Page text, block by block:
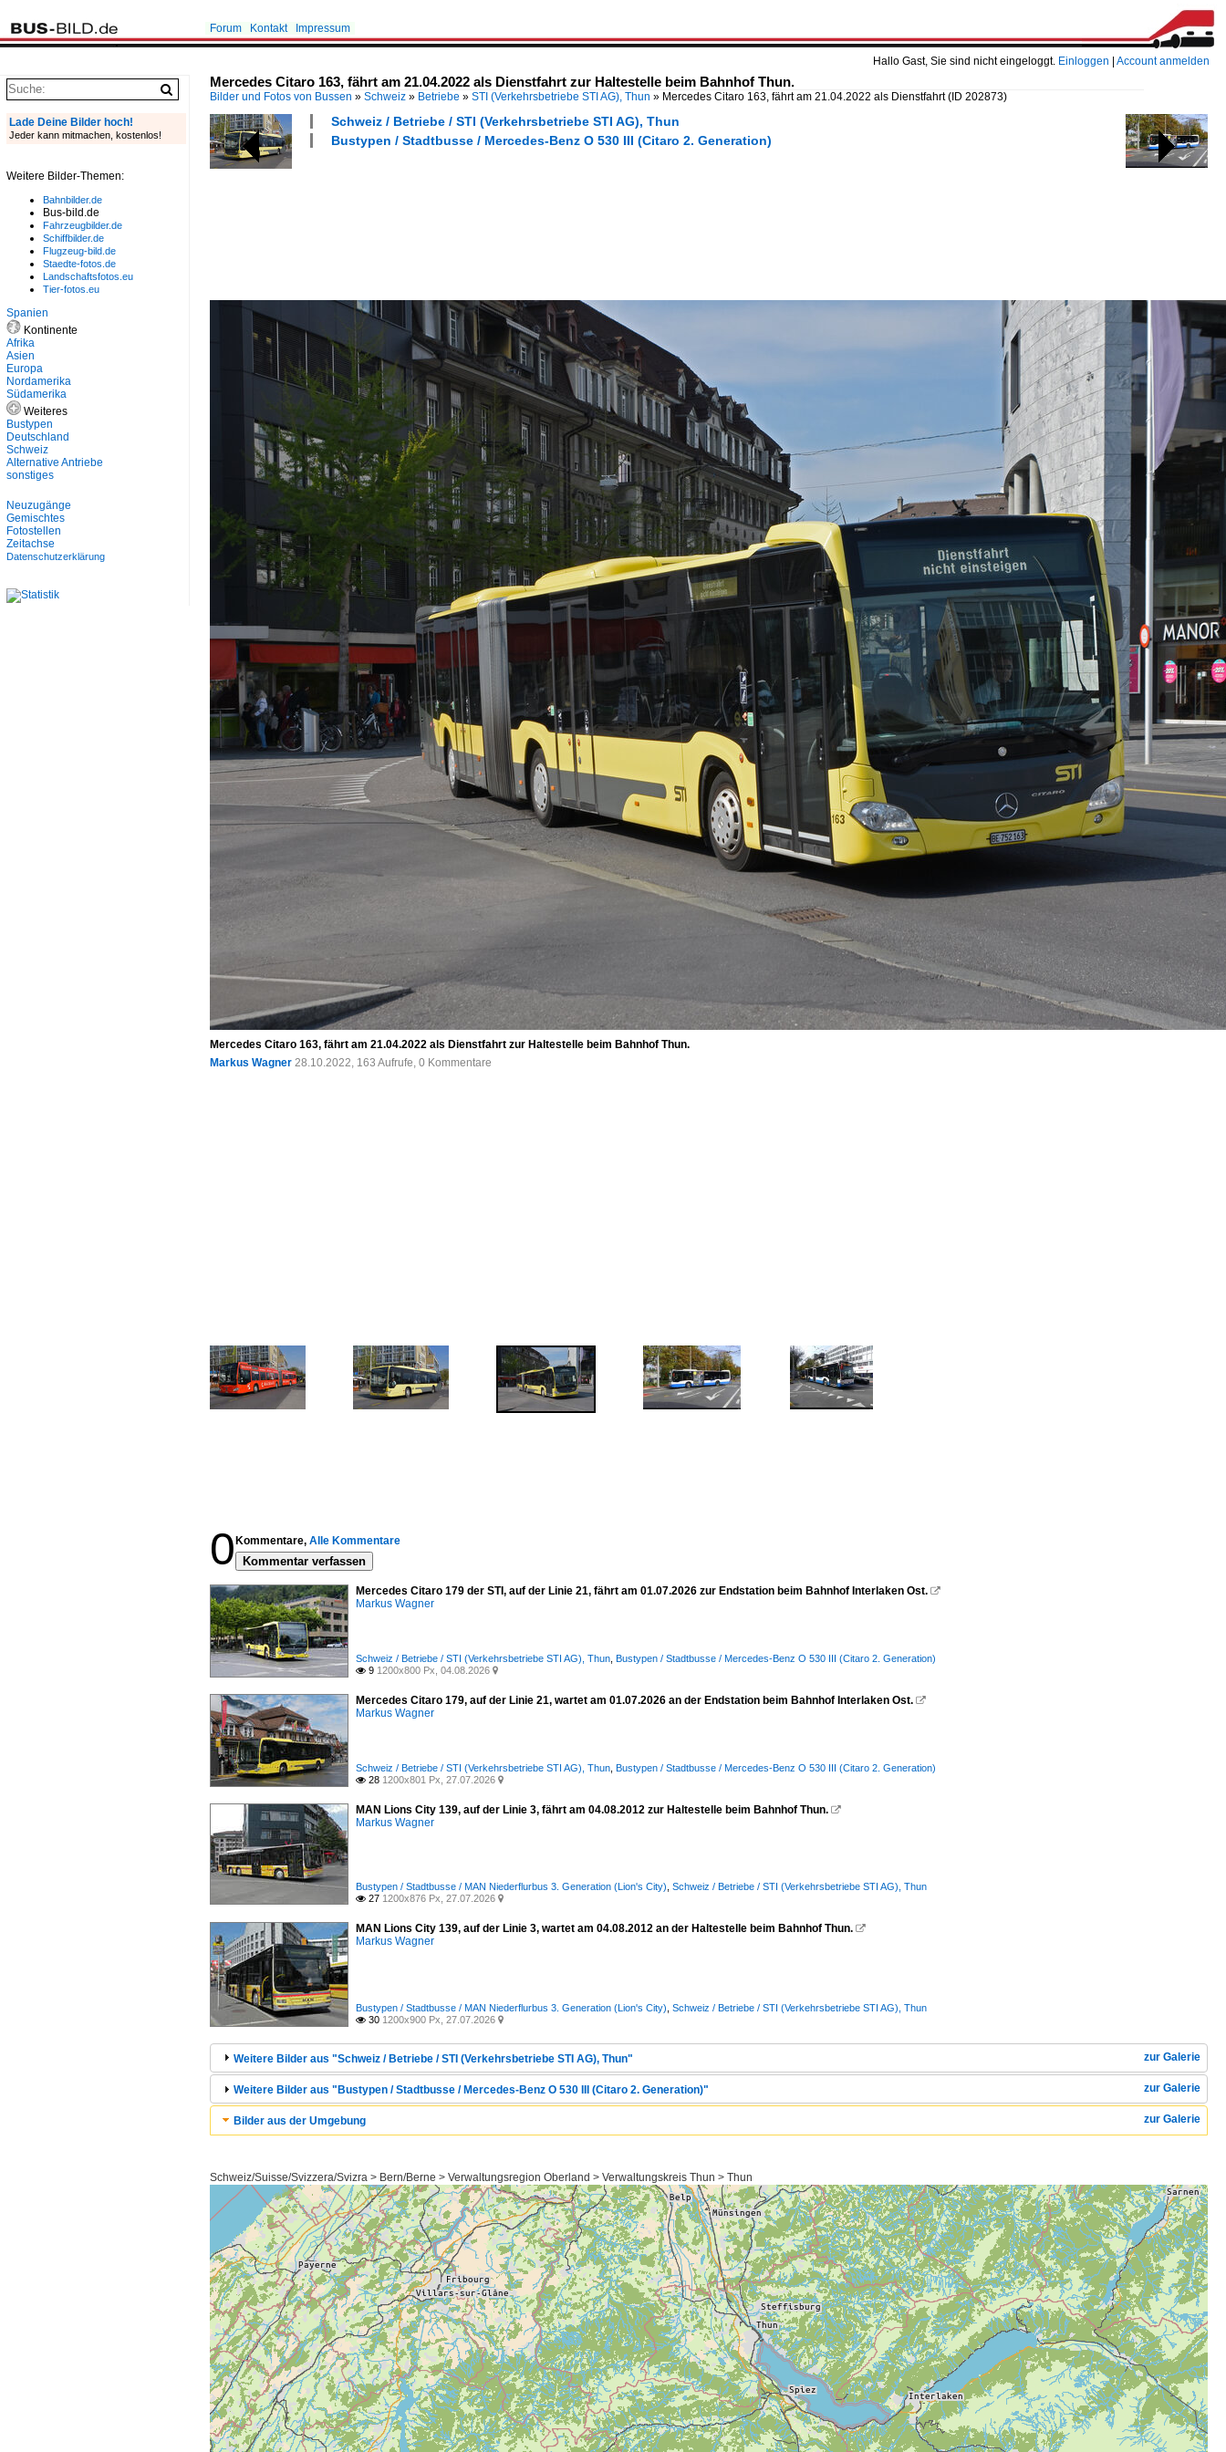
Hallo Gast, Sie sind nicht eingeloggt. Einloggen Account anmelden
Forum Kontakt Impressum
Mercedes Citaro 163, fährt am 21.04.2022 als Dienstfahrt zur Haltestelle beim Bahnhof Thun.
Bilder und Fotos von Bussen » Schweiz » Betriebe » STI (Verkehrsbetriebe STI AG), Thun » Mercedes Citaro 163, fährt am 21.04.2022 als Dienstfahrt(ID 202873)
Schweiz / Betriebe / STI (Verkehrsbetriebe STI AG), Thun
Bustypen / Stadtbusse / Mercedes-Benz O 530 III (Citaro 2. Generation)
Mercedes Citaro 163, fährt am 21.04.2022 als Dienstfahrt zur Haltestelle beim Bahnhof Thun.
Markus Wagner 28.10.2022, 163 Aufrufe, 0 Kommentare
0 Kommentare, Alle Kommentare
Kommentar verfassen
Mercedes Citaro 179 der STI, auf der Linie 21, fährt am 01.07.2026 zur Endstation beim Bahnhof Interlaken Ost. 
Markus Wagner
Schweiz / Betriebe / STI (Verkehrsbetriebe STI AG), Thun Bustypen / Stadtbusse / Mercedes-Benz O 530 III (Citaro 2. Generation)
 9 1200x800 Px, 04.08.2026 
Mercedes Citaro 179, auf der Linie 21, wartet am 01.07.2026 an der Endstation beim Bahnhof Interlaken Ost. 
Markus Wagner
Schweiz / Betriebe / STI (Verkehrsbetriebe STI AG), Thun Bustypen / Stadtbusse / Mercedes-Benz O 530 III (Citaro 2. Generation)
 28 1200x801 Px, 27.07.2026 
MAN Lions City 139, auf der Linie 3, fährt am 04.08.2012 zur Haltestelle beim Bahnhof Thun. 
Markus Wagner
Bustypen / Stadtbusse / MAN Niederflurbus 3. Generation (Lion's City) Schweiz / Betriebe / STI (Verkehrsbetriebe STI AG), Thun
 27 1200x876 Px, 27.07.2026 
MAN Lions City 139, auf der Linie 3, wartet am 04.08.2012 an der Haltestelle beim Bahnhof Thun. 
Markus Wagner
Bustypen / Stadtbusse / MAN Niederflurbus 3. Generation (Lion's City) Schweiz / Betriebe / STI (Verkehrsbetriebe STI AG), Thun
 30 1200x900 Px, 27.07.2026 
zur Galerie
Weitere Bilder aus "Schweiz / Betriebe / STI (Verkehrsbetriebe STI AG), Thun"
zur Galerie
Weitere Bilder aus "Bustypen / Stadtbusse / Mercedes-Benz O 530 III (Citaro 2. Generation)"
zur Galerie
Bilder aus der Umgebung
Schweiz/Suisse/Svizzera/Svizra > Bern/Berne > Verwaltungsregion Oberland > Verwaltungskreis Thun > Thun
Lade Deine Bilder hoch!
Jeder kann mitmachen, kostenlos!
Weitere Bilder-Themen:
Bahnbilder.de
Bus-bild.de
Fahrzeugbilder.de
Schiffbilder.de
Flugzeug-bild.de
Staedte-fotos.de
Landschaftsfotos.eu
Tier-fotos.eu
Spanien
Kontinente
Afrika
Asien
Europa
Nordamerika
Südamerika
Weiteres
Bustypen
Deutschland
Schweiz
Alternative Antriebe
sonstiges
Neuzugänge
Gemischtes
Fotostellen
Zeitachse
Datenschutzerklärung